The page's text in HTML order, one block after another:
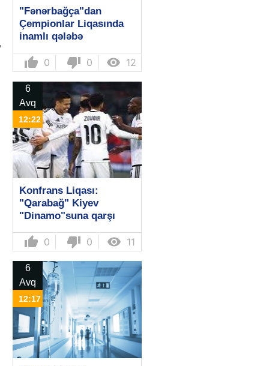
"Fənərbağça"dan
Çempionlar Liqasında
inamlı qələbə
thumb_up 0 thumb_down 0  12
6
Avq
12:22
Konfrans Liqası:
"Qarabağ" Kiyev
"Dinamo"suna qarşı
thumb_up 0 thumb_down 0  11
6
Avq
12:17